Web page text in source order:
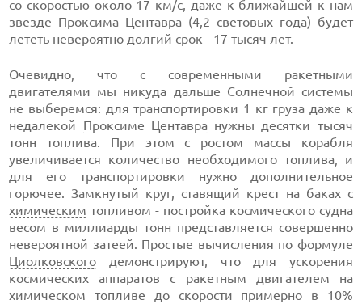
со скоростью около 17 км/с, даже к ближайшей к нам
звезде Проксима Центавра (4,2 световых года) будет
лететь невероятно долгий срок - 17 тысяч лет.
Очевидно, что с современными ракетными
двигателями мы никуда дальше Солнечной системы
не выберемся: для транспортировки 1 кг груза даже к
недалекой Проксиме Центавранужны десятки тысяч
тонн топлива. При этом с ростом массы корабля
увеличивается количество необходимого топлива, и
для его транспортировки нужно дополнительное
горючее. Замкнутый круг, ставящий крест на баках с
химическим топливом - постройка космического судна
весом в миллиарды тонн представляется совершенно
невероятной затеей. Простые вычисления по формуле
Циолковского демонстрируют, что для ускорения
космических аппаратов с ракетным двигателем на
химическом топливе до скорости примерно в 10%